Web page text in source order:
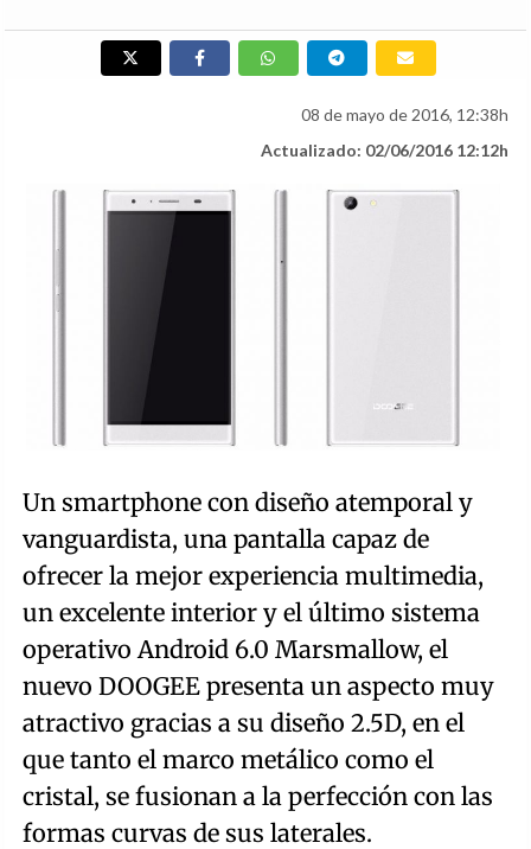
08 de mayo de 2016, 12:38h
Actualizado: 02/06/2016 12:12h
Un smartphone con diseño atemporal y
vanguardista, una pantalla capaz de
ofrecer la mejor experiencia multimedia,
un excelente interior y el último sistema
operativo Android 6.0 Marsmallow, el
nuevo DOOGEE presenta un aspecto muy
atractivo gracias a su diseño 2.5D, en el
que tanto el marco metálico como el
cristal, se fusionan a la perfección con las
formas curvas de sus laterales.